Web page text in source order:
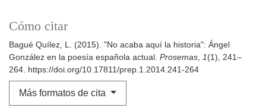
Cómo citar
Bagué Quílez, L. (2015). "No acaba aquí la historia": Ángel
González en la poesía española actual. Prosemas 1(1), 241–
264. https://doi.org/10.17811/prep.1.2014.241-264
Más formatos de cita